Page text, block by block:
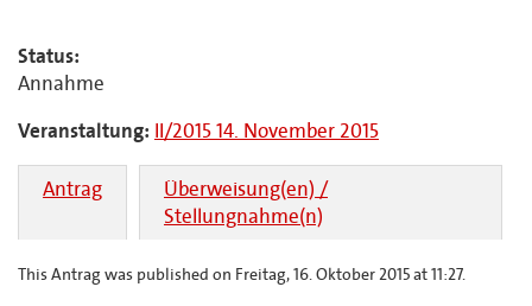
Status:
Annahme
Veranstaltung: II/2015 14. November 2015
Antrag
Überweisung(en) /
Stellungnahme(n)
This Antrag was published on Freitag, 16. Oktober 2015 at 11:27.